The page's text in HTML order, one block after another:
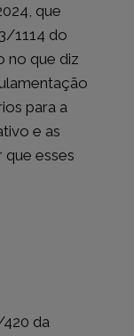
que
1114 do
no que diz
para a
e as
que esses
da